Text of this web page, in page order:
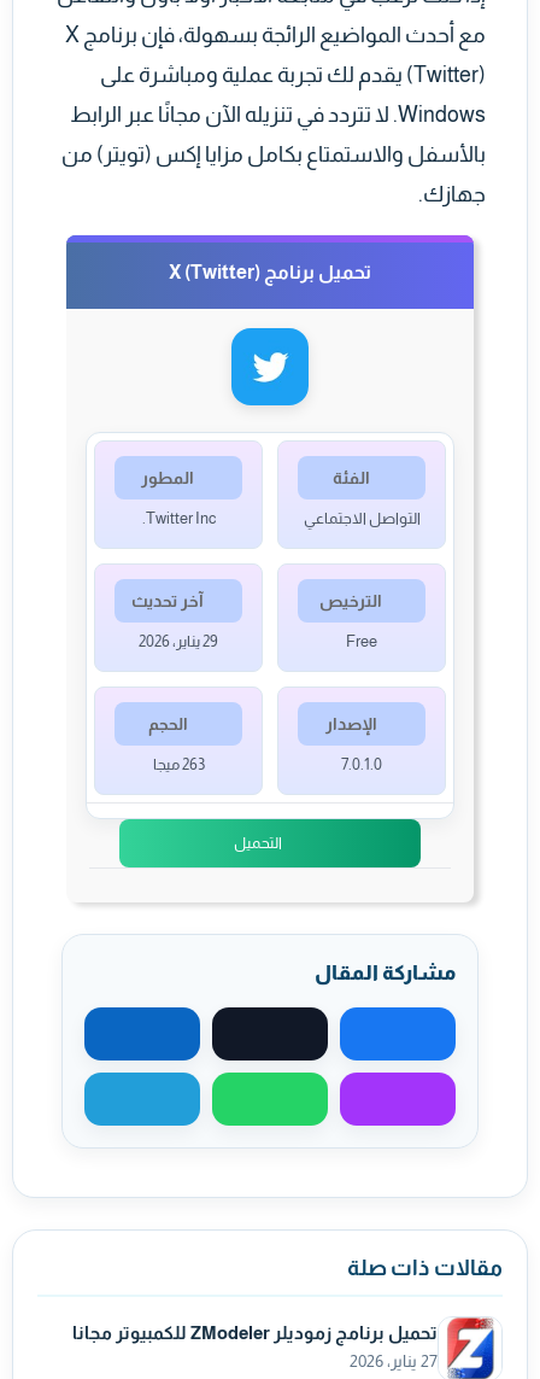
مع أحدث المواضيع الرائجة بسهولة، فإن برنامج X
(Twitter) يقدم لك تجربة عملية ومباشرة على
Windows. لا تتردد في تنزيله الآن مجانًا عبر الرابط
بالأسفل والاستمتاع بكامل مزايا إكس (تويتر) من
جهازك.
تحميل برنامج X (Twitter)
الفئة
التواصل الاجتماعي
المطور
Twitter Inc.
الترخيص
Free
آخر تحديث
29 يناير، 2026
الإصدار
7.0.1.0
الحجم
263 ميجا
التحميل
مشاركة المقال
مشاركة على فيسبوكمشاركة على X مشاركة على
مشاركة عبر ماسنجرمشاركة عبر واتسابمشاركة عبر
مقالات ذات صلة
تحميل برنامج زموديلر ZModeler للكمبيوتر مجانا
27 يناير، 2026